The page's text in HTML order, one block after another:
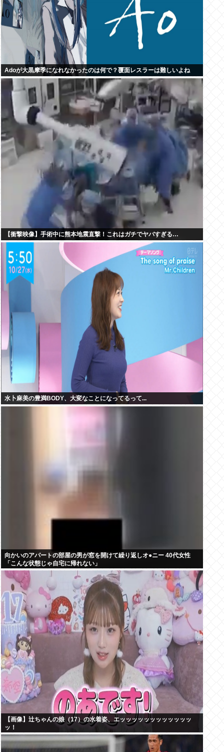
Adoが大黒摩季になれなかったのは何で？覆面レスラーは難しいよね
【衝撃映像】手術中に熊本地震直撃！これはガチでヤバすぎる…
水卜麻美の豊満BODY、大変なことになってるって...
向かいのアパートの部屋の男が窓を開けて繰り返しオ●ニー 40代女性
「こんな状態じゃ自宅に帰れない」
【画像】辻ちゃんの娘（17）の水着姿、エッッッッッッッッッッッッ
ッ！